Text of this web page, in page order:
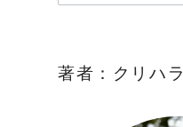
著者：クリハラ